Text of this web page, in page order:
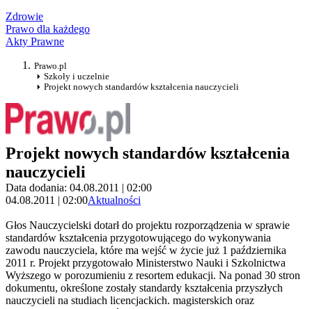
Zdrowie
Prawo dla każdego
Akty Prawne
Prawo.pl
Szkoły i uczelnie
Projekt nowych standardów kształcenia nauczycieli
Projekt nowych standardów kształcenia
nauczycieli
Data dodania: 04.08.2011 | 02:00
04.08.2011 | 02:00Aktualności
Głos Nauczycielski dotarł do projektu rozporządzenia w sprawie
standardów kształcenia przygotowującego do wykonywania
zawodu nauczyciela, które ma wejść w życie już 1 października
2011 r. Projekt przygotowało Ministerstwo Nauki i Szkolnictwa
Wyższego w porozumieniu z resortem edukacji. Na ponad 30 stron
dokumentu, określone zostały standardy kształcenia przyszłych
nauczycieli na studiach licencjackich. magisterskich oraz